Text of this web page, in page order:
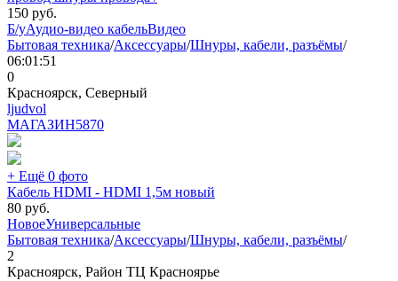
150 руб.
Б/уАудио-видео кабельВидео
Бытовая техника/Аксессуары/Шнуры, кабели, разъёмы/
06:01:51
0
Красноярск, Северный
ljudvol
МАГАЗИН5870
+ Ещё 0 фото
Кабель HDMI - HDMI 1,5м новый
80 руб.
НовоеУниверсальные
Бытовая техника/Аксессуары/Шнуры, кабели, разъёмы/
2
Красноярск, Район ТЦ Красноярье